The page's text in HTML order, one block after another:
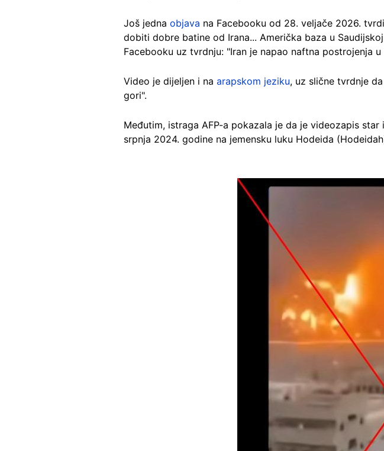
Još jedna objava na Facebooku od 28. veljače 2026.
dobiti dobre batine od Irana... Američka baza u
Facebooku uz tvrdnju: "Iran je napao naftna postrojenja u
Video je dijeljen i na arapskom jeziku, uz slične tvrdnje
gori".
Međutim, istraga AFP-a pokazala je da je videozapis
srpnja 2024. godine na jemensku luku Hodeida